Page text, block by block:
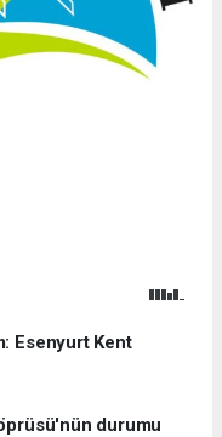
Esenyurt Kent
durumu